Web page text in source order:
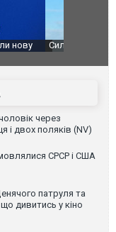
НПЗ:
Неймар
через
і двох поляків (NV)
СРСР і США
патруля та
дивитись у кіно